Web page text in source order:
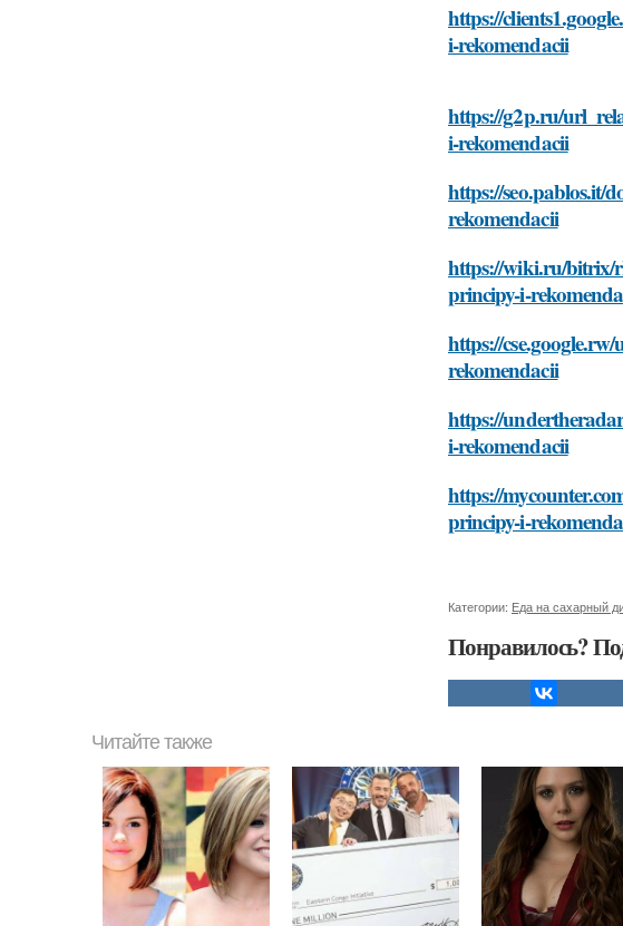
https://
i-rekomendacii
https://g2p.ru/
i-rekomendacii
https://seo.pablos.it/
rekomendacii
https://wiki.ru/bitrix/
principy-i-
https://
rekomendacii
https://
i-rekomendacii
https://
principy-i-
Категории: Еда на сахарный
Понравилось?
Читайте также